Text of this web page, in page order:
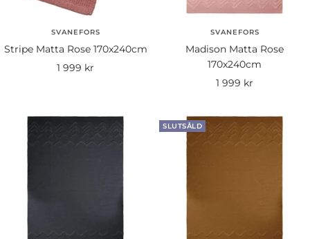
SVANEFORS
Stripe Matta Rose 170x240cm
Rea-
1 999 kr
SVANEFORS
Madison Matta Rose
170x240cm
Rea-
1 999 kr
SLUTSÅLD